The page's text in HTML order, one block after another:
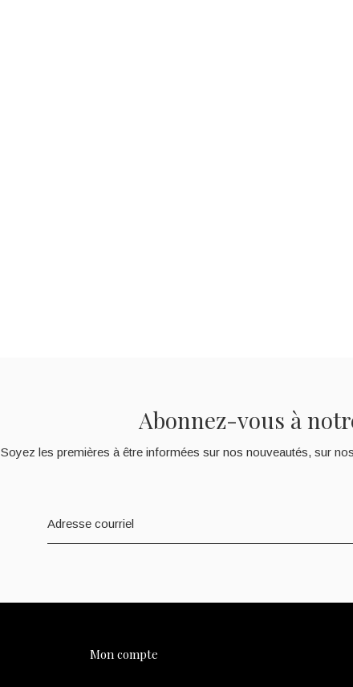
Abonnez-vous à
Soyez les premières à être informées sur nos nouveautés, sur
Mon compte